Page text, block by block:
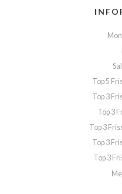
Top 5
Top 3
Top 3
Top 3
Top 3
Top 3